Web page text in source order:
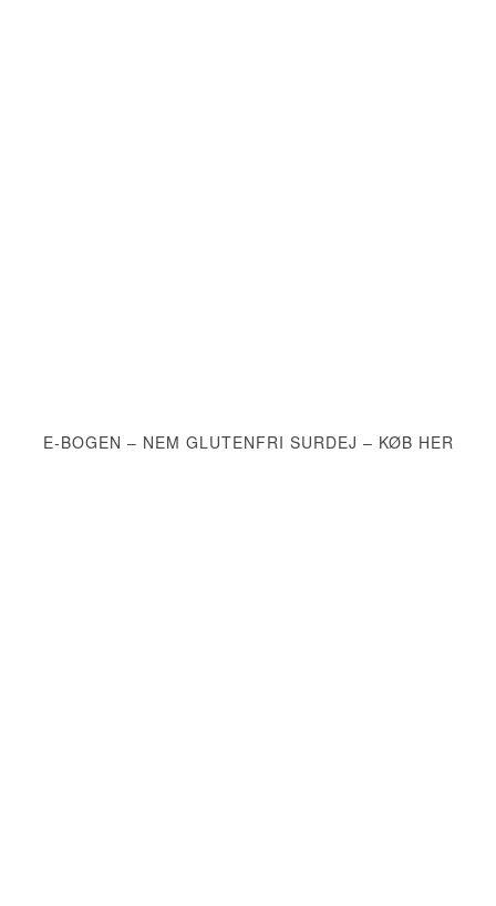
E-BOGEN – NEM GLUTENFRI SURDEJ – KØB HER